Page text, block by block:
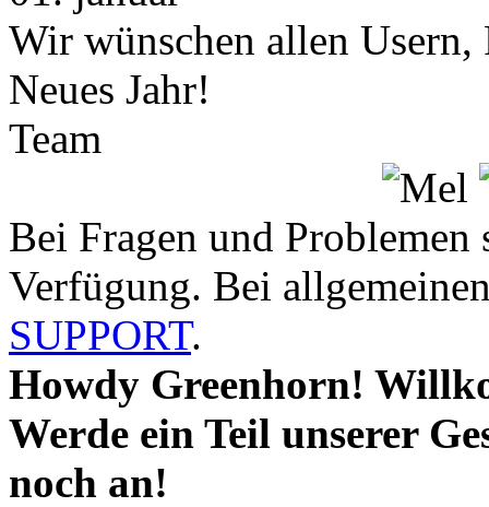
Wir wünschen allen Usern,
Neues Jahr!
Team
Bei Fragen und Problemen
Verfügung. Bei
SUPPORT.
Howdy Greenhorn!
Werde ein Teil unserer
noch an!